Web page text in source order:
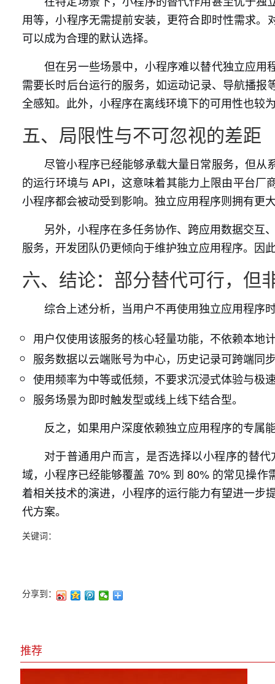
用等，小程序无需提前安装，更符合即时性需求
可以成为合理的默认选择。
但在另一些场景中，小程序难以替代独立应
需要长时后台运行的服务，如运动记录、导航播
全感知。此外，小程序在离线环境下的可用性也较
五、局限性与不可忽视的差距
尽管小程序已经能够承载大量日常服务，但
的运行环境与 API，这意味着其能力上限由平台
小程序都会被动受到影响。独立应用程序则拥有更
另外，小程序在多任务协作、跨应用数据交互
服务，开发团队仍更倾向于维护独立应用程序。因
六、结论：部分替代可行，但
综合上述分析，当用户不再使用独立应用程序
用户仅使用该服务的核心轻量功能，不依赖本地
服务数据以云端账号为中心，历史记录可跨端同
使用频率为中等或低频，不要求沉浸式体验与极
服务场景为即时触发型或线上线下结合型。
反之，如果用户深度依赖独立应用程序的专属
对于普通用户而言，是否选择以小程序的替
域，小程序已经能够覆盖 70% 到 80% 的常见操
着相关技术的演进，小程序的运行能力有望进一步
代方案。
关键词：
分享到：
推荐